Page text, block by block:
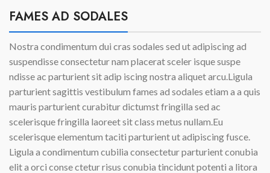
FAMES AD SODALES
Nostra condimentum dui cras sodales sed ut adipiscing ad
suspendisse consectetur nam placerat sceler isque suspe
ndisse ac parturient sit adip iscing nostra aliquet arcu.Ligula
parturient sagittis vestibulum fames ad sodales etiam a a quis
mauris parturient curabitur dictumst fringilla sed ac
scelerisque fringilla laoreet sit class metus nullam.Eu
scelerisque elementum taciti parturient ut adipiscing fusce.
Ligula a condimentum cubilia consectetur parturient conubia
elit a orci conse ctetur risus conubia tincidunt potenti a litora